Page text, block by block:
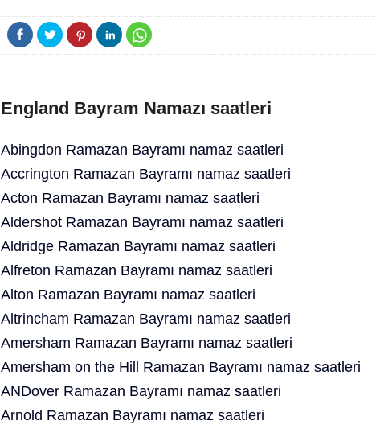
England Bayram Namazı saatleri
Abingdon Ramazan Bayramı namaz saatleri
Accrington Ramazan Bayramı namaz saatleri
Acton Ramazan Bayramı namaz saatleri
Aldershot Ramazan Bayramı namaz saatleri
Aldridge Ramazan Bayramı namaz saatleri
Alfreton Ramazan Bayramı namaz saatleri
Alton Ramazan Bayramı namaz saatleri
Altrincham Ramazan Bayramı namaz saatleri
Amersham Ramazan Bayramı namaz saatleri
Amersham on the Hill Ramazan Bayramı namaz saatleri
ANDover Ramazan Bayramı namaz saatleri
Arnold Ramazan Bayramı namaz saatleri